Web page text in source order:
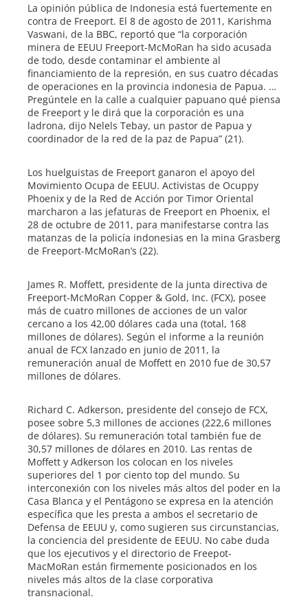
La opinión pública de Indonesia está fuertemente en
contra de Freeport. El 8 de agosto de 2011, Karishma
Vaswani, de la BBC, reportó que “la corporación
minera de EEUU Freeport-McMoRan ha sido acusada
de todo, desde contaminar el ambiente al
financiamiento de la represión, en sus cuatro décadas
de operaciones en la provincia indonesia de Papua. …
Pregúntele en la calle a cualquier papuano qué piensa
de Freeport y le dirá que la corporación es una
ladrona, dijo Nelels Tebay, un pastor de Papua y
coordinador de la red de la paz de Papua” (21).
Los huelguistas de Freeport ganaron el apoyo del
Movimiento Ocupa de EEUU. Activistas de Ocuppy
Phoenix y de la Red de Acción por Timor Oriental
marcharon a las jefaturas de Freeport en Phoenix, el
28 de octubre de 2011, para manifestarse contra las
matanzas de la policía indonesias en la mina Grasberg
de Freeport-McMoRan’s (22).
James R. Moffett, presidente de la junta directiva de
Freeport-McMoRan Copper & Gold, Inc. (FCX), posee
más de cuatro millones de acciones de un valor
cercano a los 42,00 dólares cada una (total, 168
millones de dólares). Según el informe a la reunión
anual de FCX lanzado en junio de 2011, la
remuneración anual de Moffett en 2010 fue de 30,57
millones de dólares.
Richard C. Adkerson, presidente del consejo de FCX,
posee sobre 5,3 millones de acciones (222,6 millones
de dólares). Su remuneración total también fue de
30,57 millones de dólares en 2010. Las rentas de
Moffett y Adkerson los colocan en los niveles
superiores del 1 por ciento top del mundo. Su
interconexión con los niveles más altos del poder en la
Casa Blanca y el Pentágono se expresa en la atención
específica que les presta a ambos el secretario de
Defensa de EEUU y, como sugieren sus circunstancias,
la conciencia del presidente de EEUU. No cabe duda
que los ejecutivos y el directorio de Freepot-
MacMoRan están firmemente posicionados en los
niveles más altos de la clase corporativa
transnacional.